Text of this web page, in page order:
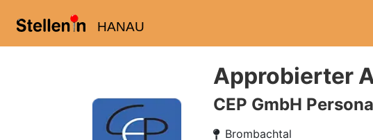
HANAU
Approbierter
CEP GmbH
Brombachtal